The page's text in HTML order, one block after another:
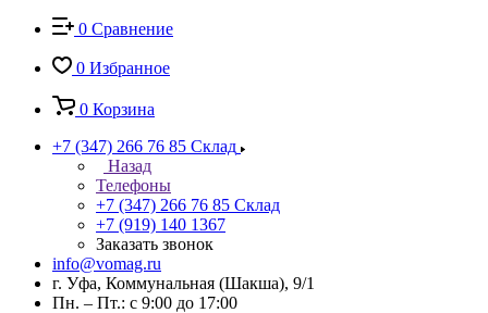
0 Сравнение
0 Избранное
0 Корзина
+7 (347) 266 76 85 Склад
Назад
Телефоны
+7 (347) 266 76 85 Склад
+7 (919) 140 1367
Заказать звонок
info@vomag.ru
г. Уфа, Коммунальная (Шакша), 9/1
Пн. – Пт.: с 9:00 до 17:00